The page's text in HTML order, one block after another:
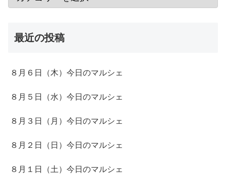
最近の投稿
８月６日（木）今日のマルシェ
８月５日（水）今日のマルシェ
８月３日（月）今日のマルシェ
８月２日（日）今日のマルシェ
８月１日（土）今日のマルシェ